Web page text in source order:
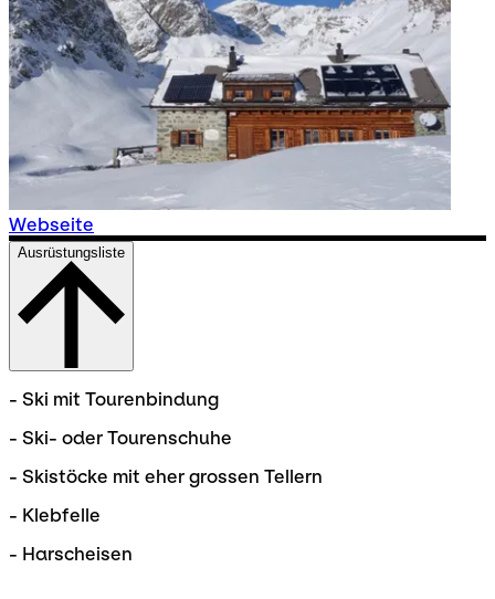
Webseite
Ausrüstungsliste
- Ski mit Tourenbindung
- Ski- oder Tourenschuhe
- Skistöcke mit eher grossen Tellern
- Klebfelle
- Harscheisen